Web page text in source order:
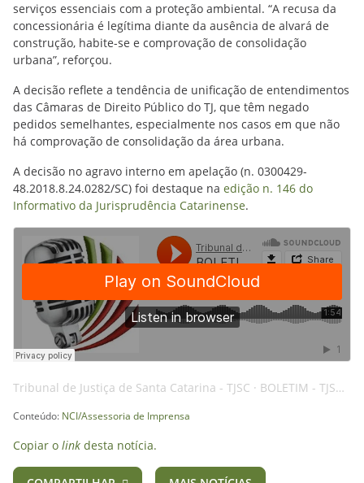
serviços essenciais com a proteção ambiental. “A recusa da
concessionária é legítima diante da ausência de alvará de
construção, habite-se e comprovação de consolidação
urbana”, reforçou.
A decisão reflete a tendência de unificação de entendimentos
das Câmaras de Direito Público do TJ, que têm negado
pedidos semelhantes, especialmente nos casos em que não
há comprovação de consolidação da área urbana.
A decisão no agravo interno em apelação (n. 0300429-
48.2018.8.24.0282/SC) foi destaque na edição n. 146 do
Informativo da Jurisprudência Catarinense.
Tribunal de Justiça de Santa Catarina - TJSC · BOLETIM - TJSC - 21JAN25 - AMBIENTE - AI
Conteúdo: NCI/Assessoria de Imprensa
Copiar o link desta notícia.